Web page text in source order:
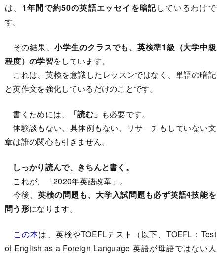
は、 1年間で約50の英語エッセイを暗記しているわけで
す。
その結果、小学生のクラスでも、英検準1級（大学中級
程度）の学習をしています。
これは、英検を意識したレッスンではなく、単語の暗記
と英作文を強化しているだけのことです。
書くためには、 「読む」 も必要です。
体験談もない、具体例もない、リサーチもしていない文
章は誰の関心も引きません。
しっかり読んで、きちんと書く。
これが、「2020年英語改革」。
今後、 英検の問題も、大学入試問題も必ず英語4技能を
問う形になります。
この本は、英検やTOEFLテスト（以下、TOEFL：Test
of English as a Foreign Language 英語が母語ではない人